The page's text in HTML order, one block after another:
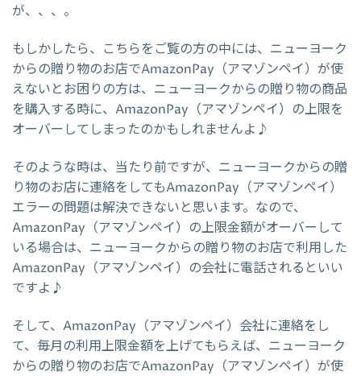
が、、、。
もしかしたら、こちらをご覧の方の中には、ニューヨーク
からの贈り物のお店でAmazonPay（アマゾンペイ）が使
えないとお困りの方は、ニューヨークからの贈り物の商品
を購入する時に、AmazonPay（アマゾンペイ）の上限を
オーバーしてしまったのかもしれませんよ♪
そのような時は、当たり前ですが、ニューヨークからの贈
り物のお店に連絡をしてもAmazonPay（アマゾンペイ）
エラーの問題は解決できないと思います。なので、
AmazonPay（アマゾンペイ）の上限金額がオーバーして
いる場合は、ニューヨークからの贈り物のお店で利用した
AmazonPay（アマゾンペイ）の会社に電話されるといい
ですよ♪
そして、AmazonPay（アマゾンペイ）会社に連絡をし
て、毎月の利用上限金額を上げてもらえば、ニューヨーク
からの贈り物のお店でAmazonPay（アマゾンペイ）が使